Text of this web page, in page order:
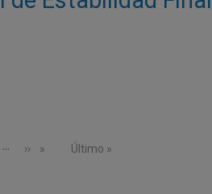
Siguiente página
›› Última página
Último »